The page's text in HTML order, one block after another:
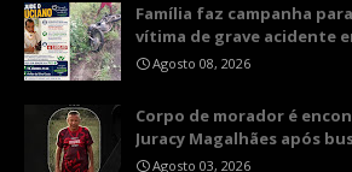
​Família faz campanha
vítima de grave acidente
Agosto 08, 2026
Corpo de morador é
Juracy Magalhães após
Agosto 03, 2026